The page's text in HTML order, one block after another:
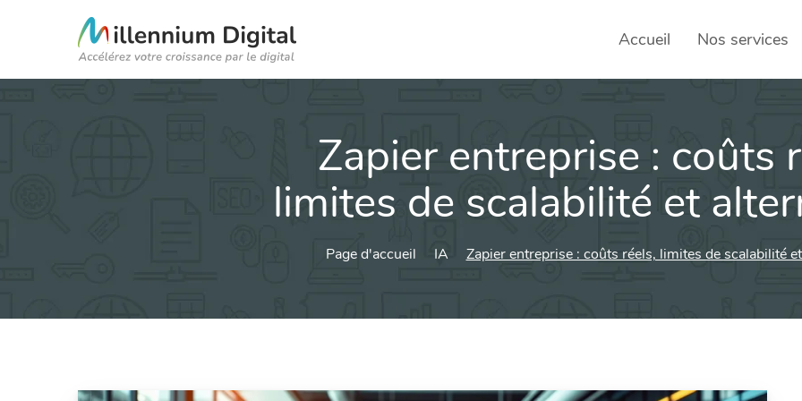
Accueil Nos services
SEO
Social
Zapier entreprise : coûts
limites de scalabilité et
Page d'accueil IA Zapier entreprise : coûts réels, limites de scalabilité